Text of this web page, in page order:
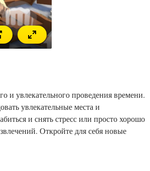
и увлекательного проведения времени.
увлекательные места и
и снять стресс или просто хорошо
Откройте для себя новые